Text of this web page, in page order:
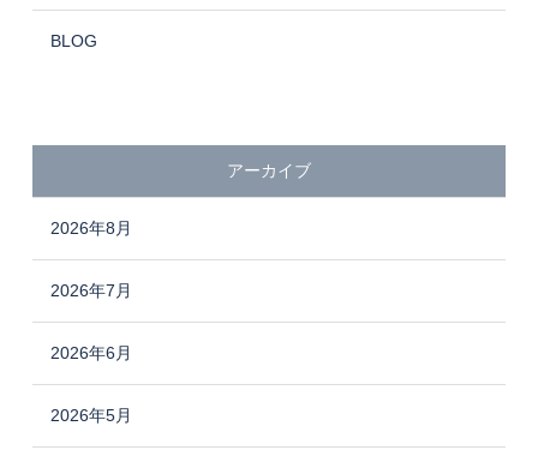
BLOG
アーカイブ
2026年8月
2026年7月
2026年6月
2026年5月